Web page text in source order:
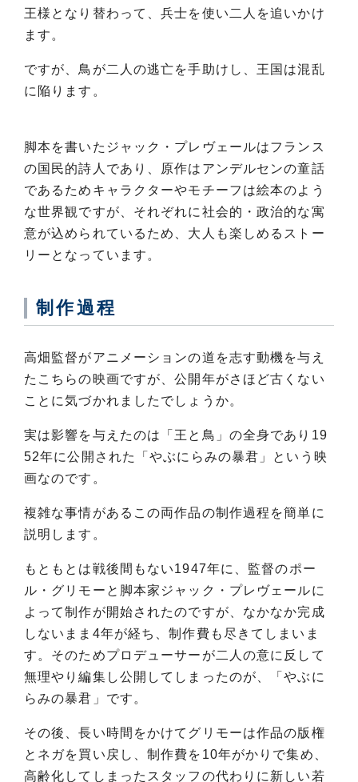
王様となり替わって、兵士を使い二人を追いかけ
ます。
ですが、鳥が二人の逃亡を手助けし、王国は混乱
に陥ります。
脚本を書いたジャック・プレヴェールはフランス
の国民的詩人であり、原作はアンデルセンの童話
であるためキャラクターやモチーフは絵本のよう
な世界観ですが、それぞれに社会的・政治的な寓
意が込められているため、大人も楽しめるストー
リーとなっています。
制作過程
高畑監督がアニメーションの道を志す動機を与え
たこちらの映画ですが、公開年がさほど古くない
ことに気づかれましたでしょうか。
実は影響を与えたのは「王と鳥」の全身であり19
52年に公開された「やぶにらみの暴君」という映
画なのです。
複雑な事情があるこの両作品の制作過程を簡単に
説明します。
もともとは戦後間もない1947年に、監督のポー
ル・グリモーと脚本家ジャック・プレヴェールに
よって制作が開始されたのですが、なかなか完成
しないまま4年が経ち、制作費も尽きてしまいま
す。そのためプロデューサーが二人の意に反して
無理やり編集し公開してしまったのが、「やぶに
らみの暴君」です。
その後、長い時間をかけてグリモーは作品の版権
とネガを買い戻し、制作費を10年がかりで集め、
高齢化してしまったスタッフの代わりに新しい若